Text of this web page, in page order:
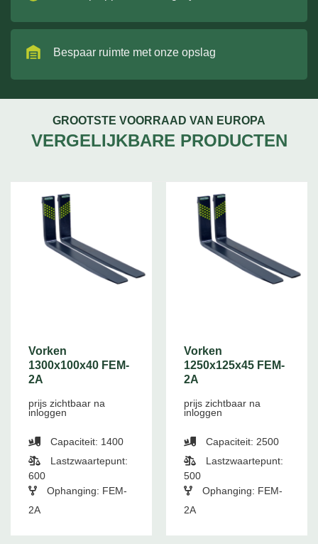
Bespaar ruimte met onze opslag
GROOTSTE VOORRAAD VAN EUROPA
VERGELIJKBARE PRODUCTEN
Vorken
1300x100x40 FEM-
2A
prijs zichtbaar na
inloggen
Capaciteit: 1400
Lastzwaartepunt:
600
Ophanging: FEM-
2A
Vorken
1250x125x45 FEM-
2A
prijs zichtbaar na
inloggen
Capaciteit: 2500
Lastzwaartepunt:
500
Ophanging: FEM-
2A